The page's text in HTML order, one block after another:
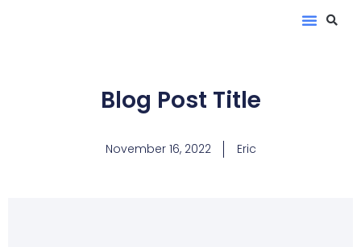
Blog Post Title
November 16, 2022 Eric